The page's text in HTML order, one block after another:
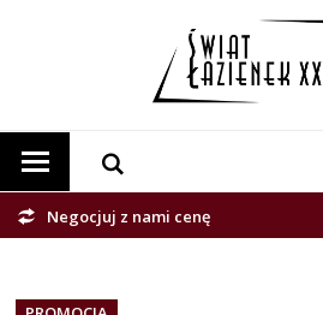
Negocjuj z nami cenę